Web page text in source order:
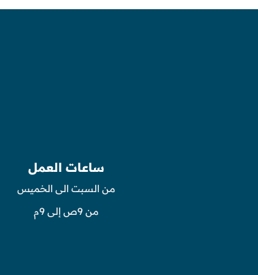
ساعات العمل
من السبت الى الخميس
من 9ص إلى 9م